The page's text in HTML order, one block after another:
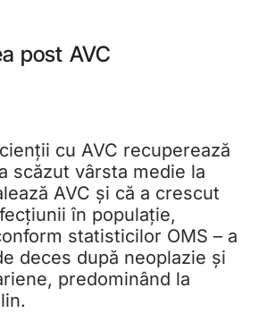
post AVC
cu AVC recuperează
scăzut vârsta medie la
AVC și că a crescut
în populație,
statisticilor OMS – a
deces după neoplazie și
predominând la